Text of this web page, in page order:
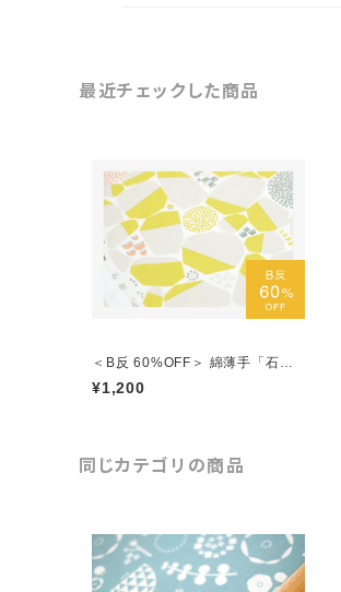
最近チェックした商品
＜B反 60%OFF＞ 綿薄手「石
¥1,200
同じカテゴリの商品